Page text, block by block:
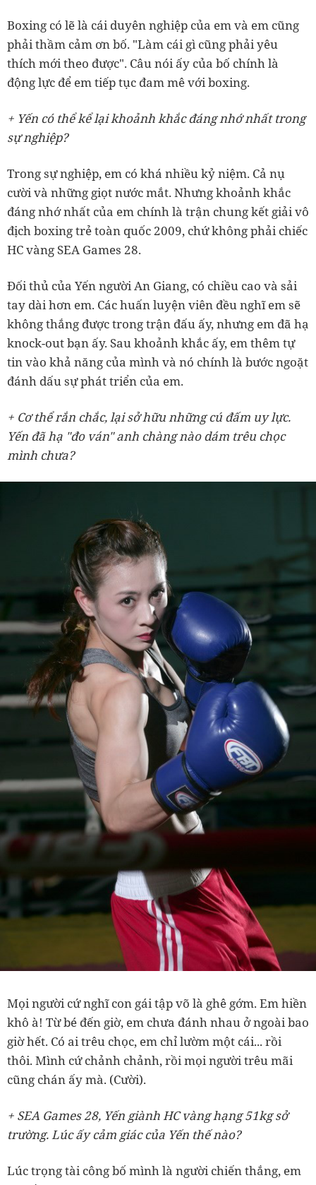
Boxing có lẽ là cái duyên nghiệp của em và em cũng
phải thầm cảm ơn bố. "Làm cái gì cũng phải yêu
thích mới theo được". Câu nói ấy của bố chính là
động lực để em tiếp tục đam mê với boxing.
+ Yến có thể kể lại khoảnh khắc đáng nhớ nhất trong
sự nghiệp?
Trong sự nghiệp, em có khá nhiều kỷ niệm. Cả nụ
cười và những giọt nước mắt. Nhưng khoảnh khắc
đáng nhớ nhất của em chính là trận chung kết giải vô
địch boxing trẻ toàn quốc 2009, chứ không phải chiếc
HC vàng SEA Games 28.
Đối thủ của Yến người An Giang, có chiều cao và sải
tay dài hơn em. Các huấn luyện viên đều nghĩ em sẽ
không thắng được trong trận đấu ấy, nhưng em đã hạ
knock-out bạn ấy. Sau khoảnh khắc ấy, em thêm tự
tin vào khả năng của mình và nó chính là bước ngoặt
đánh dấu sự phát triển của em.
+ Cơ thể rắn chắc, lại sở hữu những cú đấm uy lực.
Yến đã hạ "đo ván" anh chàng nào dám trêu chọc
mình chưa?
Mọi người cứ nghĩ con gái tập võ là ghê gớm. Em hiền
khô à! Từ bé đến giờ, em chưa đánh nhau ở ngoài bao
giờ hết. Có ai trêu chọc, em chỉ lườm một cái... rồi
thôi. Mình cứ chảnh chảnh, rồi mọi người trêu mãi
cũng chán ấy mà. (Cười).
+ SEA Games 28, Yến giành HC vàng hạng 51kg sở
trường. Lúc ấy cảm giác của Yến thế nào?
Lúc trọng tài công bố mình là người chiến thắng, em